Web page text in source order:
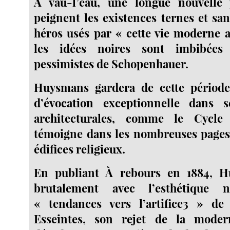
peignent les existences ternes et
héros usés par « cette vie moderne
les idées noires sont imbibées
pessimistes de Schopenhauer.
Huysmans gardera de cette
d’évocation exceptionnelle dans
architecturales, comme le
témoigne dans les nombreuses
édifices religieux.
En publiant À rebours en 1884,
brutalement avec l’esthétique
« tendances vers l’artifice3 »
Esseintes, son rejet de la